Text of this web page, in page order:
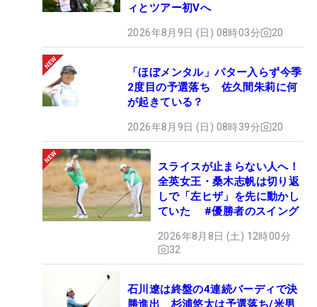
ィとツアー初Vへ
2026年8月9日 (日) 08時03分 20
「ほぼメンタル」パター入らず今季
2度目の予選落ち 佐久間朱莉に何
が起きている？
2026年8月9日 (日) 08時39分 20
スライスが止まらない人へ！
全英女王・桑木志帆は切り返
しで「左ヒザ」を先に動かし
ていた #優勝者のスイング
2026年8月8日 (土) 12時00分
32
石川遼は終盤の4連続バーディで決
勝進出 杉浦悠太は予選落ち/米男